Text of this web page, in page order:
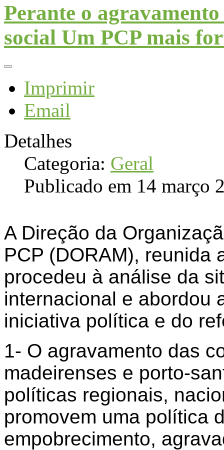
Perante o
social Um PCP mais
Imprimir
Email
Detalhes
Categoria: Geral
Publicado em 14 março
A Direção da
PCP (DORAM), reunida
procedeu à análise da
internacional e abordou
iniciativa política e do
1- O agravamento das
madeirenses e porto-
políticas regionais,
promovem uma política
empobrecimento,